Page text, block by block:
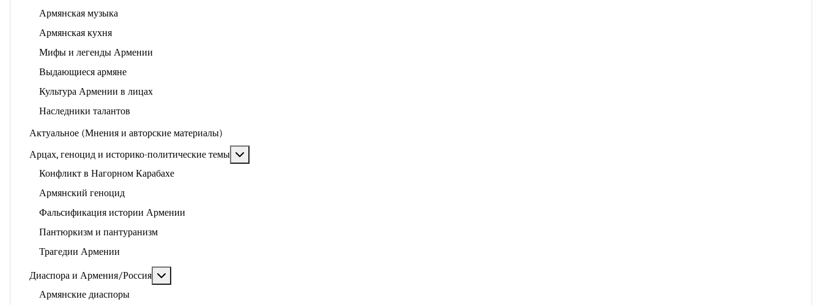
Армянская музыка
Армянская кухня
Мифы и легенды Армении
Выдающиеся армяне
Культура Армении в лицах
Наследники талантов
Актуальное (Мнения и авторские материалы)
Арцах, геноцид и историко-политические темы
Конфликт в Нагорном Карабахе
Армянский геноцид
Фальсификация истории Армении
Пантюркизм и пантуранизм
Трагедии Армении
Диаспора и Армения/Россия
Армянские диаспоры